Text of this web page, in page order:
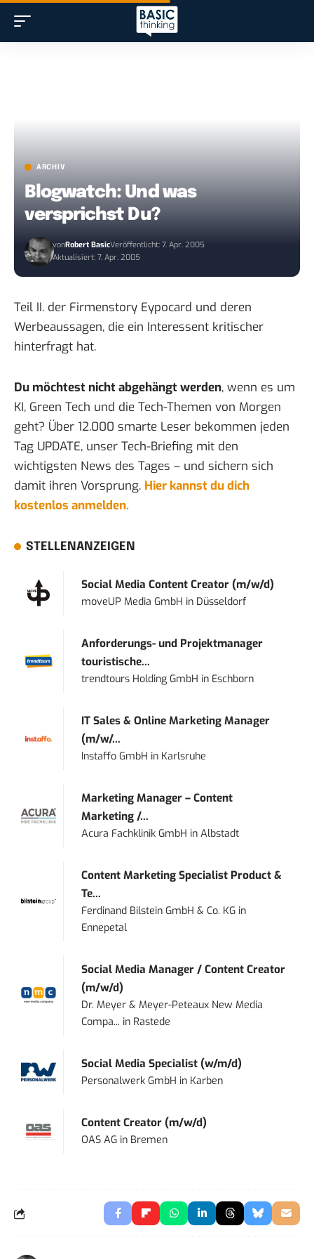
ARCHIV
Blogwatch: Und was
versprichst Du?
vonRobert BasicVeröffentlicht: 7. Apr. 2005
Aktualisiert: 7. Apr. 2005
Teil II. der Firmenstory Eypocard und deren
Werbeaussagen, die ein Interessent kritischer
hinterfragt hat.
Du möchtest nicht abgehängt werden, wenn es um
KI, Green Tech und die Tech-Themen von Morgen
geht? Über 12.000 smarte Leser bekommen jeden
Tag UPDATE, unser Tech-Briefing mit den
wichtigsten News des Tages – und sichern sich
damit ihren Vorsprung. Hier kannst du dich
kostenlos anmelden.
STELLENANZEIGEN
Social Media Content Creator (m/w/d)
moveUP Media GmbH in Düsseldorf
Anforderungs- und Projektmanager
touristische...
trendtours Holding GmbH in Eschborn
IT Sales & Online Marketing Manager
(m/w/...
Instaffo GmbH in Karlsruhe
Marketing Manager – Content
Marketing /...
Acura Fachklinik GmbH inAlbstadt
Content Marketing Specialist Product &
Te...
Ferdinand Bilstein GmbH & Co. KG in
Ennepetal
Social Media Manager / Content Creator
(m/w/d)
Dr. Meyer & Meyer-Peteaux New Media
Compa... in Rastede
Social Media Specialist (w/m/d)
Personalwerk GmbH in Karben
Content Creator (m/w/d)
OAS AG in Bremen